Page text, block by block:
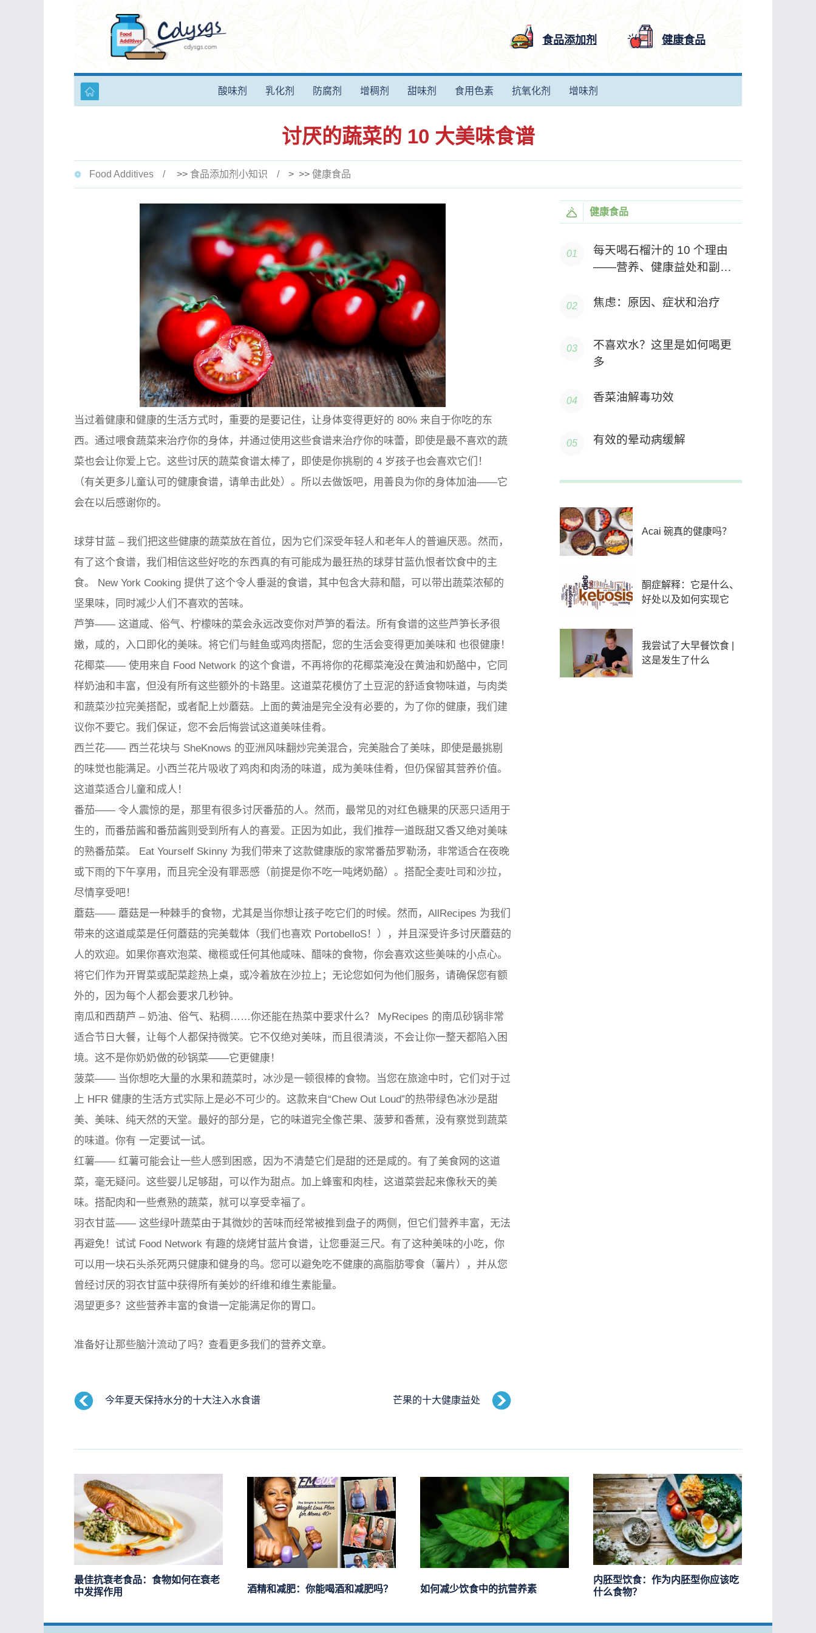
食品添加剂 健康食品
酸味剂 乳化剂 防腐剂 增稠剂 甜味剂 食用色素 抗氧化剂 增味剂
讨厌的蔬菜的 10 大美味食谱
Food Additives >> 食品添加剂小知识 > >> 健康食品
当过着健康和健康的生活方式时，重要的是要记住，让身体变得更好的 80% 来自于你吃的东
西。通过喂食蔬菜来治疗你的身体，并通过使用这些食谱来治疗你的味蕾，即使是最不喜欢的蔬
菜也会让你爱上它。这些讨厌的蔬菜食谱太棒了，即使是你挑剔的 4 岁孩子也会喜欢它们！
（有关更多儿童认可的健康食谱，请单击此处）。所以去做饭吧，用善良为你的身体加油——它
会在以后感谢你的。
球芽甘蓝 –我们把这些健康的蔬菜放在首位，因为它们深受年轻人和老年人的普遍厌恶。然而，
有了这个食谱，我们相信这些好吃的东西真的有可能成为最狂热的球芽甘蓝仇恨者饮食中的主
食。 New York Cooking 提供了这个令人垂涎的食谱，其中包含大蒜和醋，可以带出蔬菜浓郁的
坚果味，同时减少人们不喜欢的苦味。
芦笋—— 这道咸、俗气、柠檬味的菜会永远改变你对芦笋的看法。所有食谱的这些芦笋长矛很
嫩，咸的，入口即化的美味。将它们与鲑鱼或鸡肉搭配，您的生活会变得更加美味和 也很健康！
花椰菜—— 使用来自 Food Network 的这个食谱，不再将你的花椰菜淹没在黄油和奶酪中，它同
样奶油和丰富，但没有所有这些额外的卡路里。这道菜花模仿了土豆泥的舒适食物味道，与肉类
和蔬菜沙拉完美搭配，或者配上炒蘑菇。上面的黄油是完全没有必要的，为了你的健康，我们建
议你不要它。我们保证，您不会后悔尝试这道美味佳肴。
西兰花—— 西兰花块与 SheKnows 的亚洲风味翻炒完美混合，完美融合了美味，即使是最挑剔
的味觉也能满足。小西兰花片吸收了鸡肉和肉汤的味道，成为美味佳肴，但仍保留其营养价值。
这道菜适合儿童和成人！
番茄—— 令人震惊的是，那里有很多讨厌番茄的人。然而，最常见的对红色糖果的厌恶只适用于
生的，而番茄酱和番茄酱则受到所有人的喜爱。正因为如此，我们推荐一道既甜又香又绝对美味
的熟番茄菜。 Eat Yourself Skinny 为我们带来了这款健康版的家常番茄罗勒汤，非常适合在夜晚
或下雨的下午享用，而且完全没有罪恶感（前提是你不吃一吨烤奶酪）。搭配全麦吐司和沙拉，
尽情享受吧！
蘑菇—— 蘑菇是一种棘手的食物，尤其是当你想让孩子吃它们的时候。然而，AllRecipes 为我们
带来的这道咸菜是任何蘑菇的完美载体（我们也喜欢 PortobelloS！），并且深受许多讨厌蘑菇的
人的欢迎。如果你喜欢泡菜、橄榄或任何其他咸味、醋味的食物，你会喜欢这些美味的小点心。
将它们作为开胃菜或配菜趁热上桌，或冷着放在沙拉上；无论您如何为他们服务，请确保您有额
外的，因为每个人都会要求几秒钟。
南瓜和西葫芦 – 奶油、俗气、粘稠……你还能在热菜中要求什么？ MyRecipes 的南瓜砂锅非常
适合节日大餐，让每个人都保持微笑。它不仅绝对美味，而且很清淡，不会让你一整天都陷入困
境。这不是你奶奶做的砂锅菜——它更健康！
菠菜—— 当你想吃大量的水果和蔬菜时，冰沙是一顿很棒的食物。当您在旅途中时，它们对于过
上 HFR 健康的生活方式实际上是必不可少的。这款来自“Chew Out Loud”的热带绿色冰沙是甜
美、美味、纯天然的天堂。最好的部分是，它的味道完全像芒果、菠萝和香蕉，没有察觉到蔬菜
的味道。你有 一定要试一试。
红薯—— 红薯可能会让一些人感到困惑，因为不清楚它们是甜的还是咸的。有了美食网的这道
菜，毫无疑问。这些婴儿足够甜，可以作为甜点。加上蜂蜜和肉桂，这道菜尝起来像秋天的美
味。搭配肉和一些煮熟的蔬菜，就可以享受幸福了。
羽衣甘蓝—— 这些绿叶蔬菜由于其微妙的苦味而经常被推到盘子的两侧，但它们营养丰富，无法
再避免！试试 Food Network 有趣的烧烤甘蓝片食谱，让您垂涎三尺。有了这种美味的小吃，你
可以用一块石头杀死两只健康和健身的鸟。您可以避免吃不健康的高脂肪零食（薯片），并从您
曾经讨厌的羽衣甘蓝中获得所有美妙的纤维和维生素能量。
渴望更多？这些营养丰富的食谱一定能满足你的胃口。
准备好让那些脑汁流动了吗？查看更多我们的营养文章。
今年夏天保持水分的十大注入水食谱 芒果的十大健康益处
健康食品
每天喝石榴汁的 10 个理由
——营养、健康益处和副作
焦虑：原因、症状和治疗
不喜欢水？这里是如何喝更
多
香菜油解毒功效
有效的晕动病缓解
Acai 碗真的健康吗？
酮症解释：它是什么、
好处以及如何实现它
我尝试了大早餐饮食 |
这是发生了什么
最佳抗衰老食品：食物如何在衰老
中发挥作用
酒精和减肥：你能喝酒和减肥吗？ 如何减少饮食中的抗营养素
内胚型饮食：作为内胚型你应该吃
什么食物？